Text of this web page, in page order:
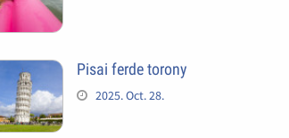
Pisai ferde torony
2025. Oct. 28.